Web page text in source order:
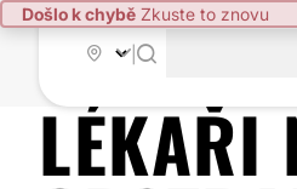
Došlo k chybě Zkuste to znovu
LÉKAŘI